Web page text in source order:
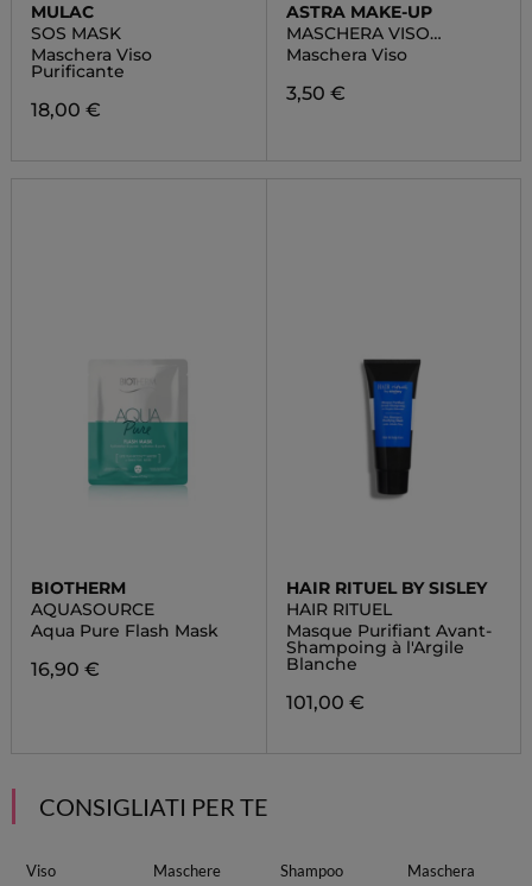
MULAC
SOS MASK
Maschera Viso
Purificante
18,00 €
ASTRA MAKE-UP
MASCHERA VISO
PURIFICANTE
SEBONORMALIZZANTE
Maschera Viso
3,50 €
BIOTHERM
AQUASOURCE
Aqua Pure Flash Mask
16,90 €
HAIR RITUEL BY SISLEY
HAIR RITUEL
Masque Purifiant Avant-
Shampoing à l'Argile
Blanche
101,00 €
CONSIGLIATI PER TE
Viso
Maschere
Shampoo
Maschera